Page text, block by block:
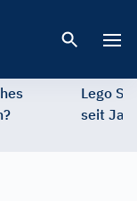
Lego
seit